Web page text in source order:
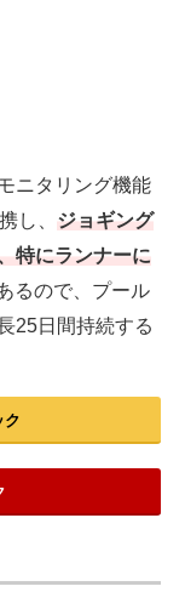
ニタリング機能
し、 ジョギング
特にランナーに
るので、プール
25日間持続する
ク